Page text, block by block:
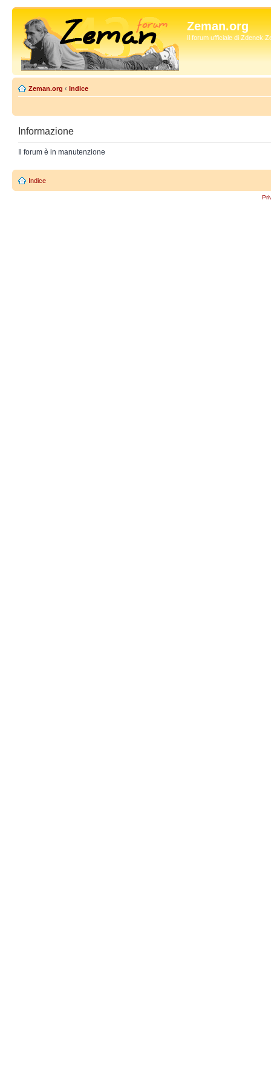
Zeman.org
Il forum ufficiale di Zdenek
Zeman.org ‹ Indice
Informazione
Il forum è in manutenzione
Indice